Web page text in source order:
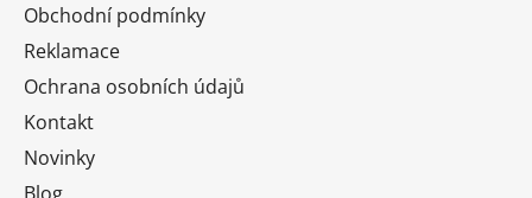
Obchodní podmínky
Reklamace
Ochrana osobních údajů
Kontakt
Novinky
Blog